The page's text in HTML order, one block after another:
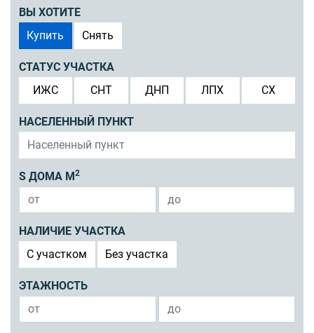
ВЫ ХОТИТЕ
Купить
Снять
СТАТУС УЧАСТКА
ИЖС
СНТ ДНП ЛПХ СХ
НАСЕЛЕННЫЙ ПУНКТ
S ДОМА М 2
НАЛИЧИЕ УЧАСТКА
C участком
Без участка
ЭТАЖНОСТЬ